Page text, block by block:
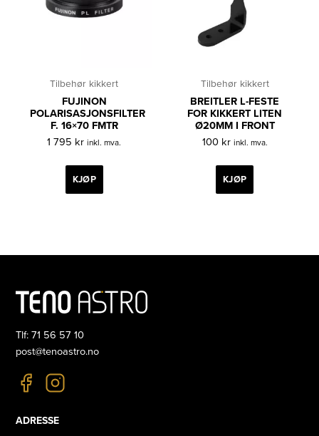
Tilbehør kikkert
FUJINON
POLARISASJONSFILTER
F. 16×70 FMTR
1 795 kr inkl. mva.
KJØP
Tilbehør kikkert
BREITLER L-FESTE
FOR KIKKERT LITEN
Ø20MM I FRONT
100 kr inkl. mva.
KJØP
Tlf: 71 56 57 10
post@tenoastro.no
ADRESSE